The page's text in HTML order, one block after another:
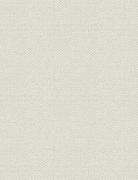
高
大正8年
(1929年)下
・価格
大正8年
(1928年度)
原価
大正9年
年)